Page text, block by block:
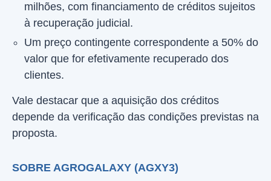
milhões, com financiamento de créditos sujeitos
à recuperação judicial.
Um preço contingente correspondente a 50% do
valor que for efetivamente recuperado dos
clientes.
Vale destacar que a aquisição dos créditos
depende da verificação das condições previstas na
proposta.
SOBRE AGROGALAXY (AGXY3)